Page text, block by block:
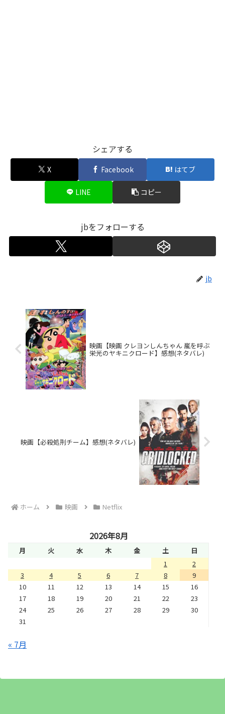
シェアする
X Facebook はてブ
LINE コピー
jbをフォローする
jb
映画【映画 クレヨンしんちゃん 嵐を呼ぶ
栄光のヤキニクロード】感想(ネタバレ)
映画【必殺処刑チーム】感想(ネタバレ)
ホーム 映画 Netflix
2026年8月
月 火 水 木 金 土
日
1
2
3
4 5 6 7 8
9
10
11 12 13 14 15
16
17
18 19 20 21 22
23
24
25 26 27 28 29
30
31
« 7月